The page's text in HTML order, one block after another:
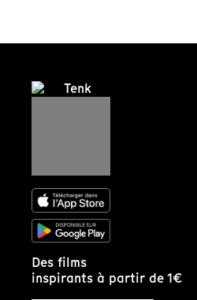
Des films
inspirants à partir de 1€